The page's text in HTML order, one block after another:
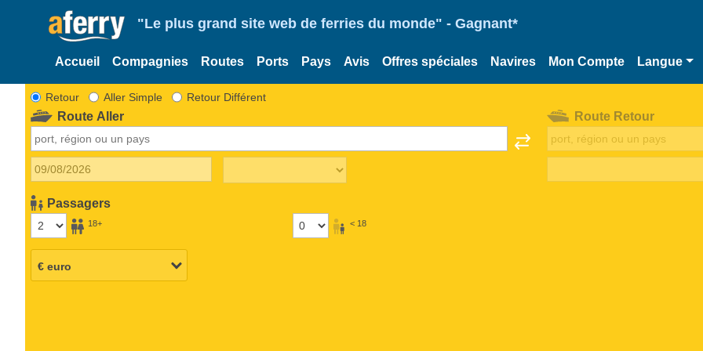
"Le plus grand site web de ferries du monde" - Gagnant*
Accueil Compagnies Routes Ports Pays Avis Offres spéciales Navires Mon Compte Langue
Retour Aller Simple Retour Différent
Route Aller
Passagers
18+ < 18
Route Retour